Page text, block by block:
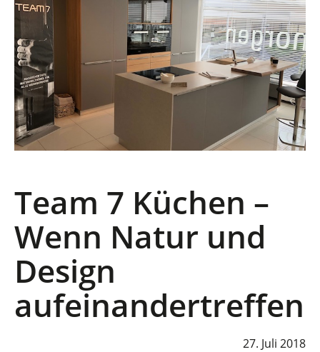
Team 7 Küchen –
Wenn Natur und
Design
aufeinandertreffen
27. Juli 2018